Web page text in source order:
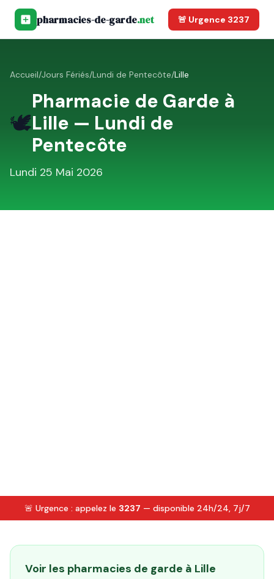
pharmacies-de-garde.net 🚨 Urgence 3237
Accueil/Jours Fériés/Lundi de Pentecôte/Lille
🕊️
Pharmacie de Garde à
Lille — Lundi de
Pentecôte
Lundi 25 Mai 2026
🚨 Urgence : appelez le 3237 — disponible 24h/24, 7j/7
Voir les pharmacies de garde à Lille